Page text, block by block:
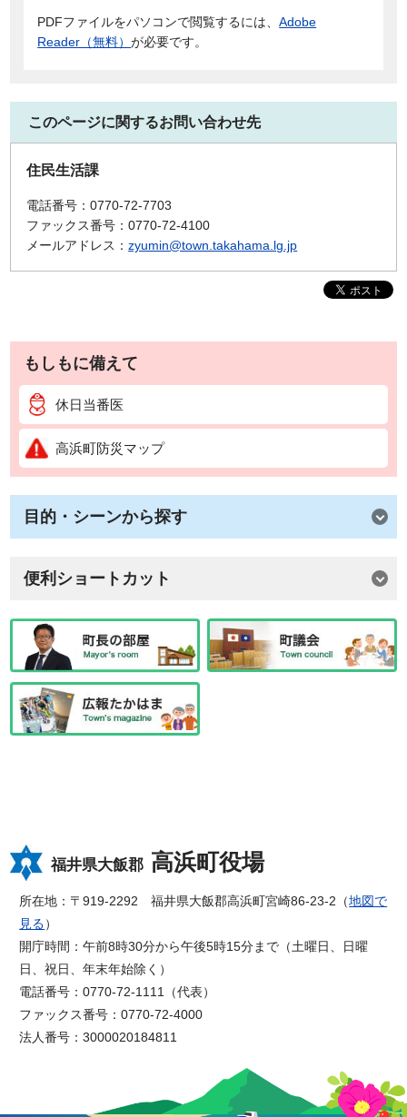
PDFファイルをパソコンで閲覧するには、Adobe
Reader（無料）が必要です。
このページに関するお問い合わせ先
住民生活課
電話番号：0770-72-7703
ファックス番号：0770-72-4100
メールアドレス：zyumin@town.takahama.lg.jp
もしもに備えて
休日当番医
高浜町防災マップ
目的・シーンから探す
便利ショートカット
福井県大飯郡 高浜町役場
所在地：〒919-2292 福井県大飯郡高浜町宮崎86-23-2（地図で
見る）
開庁時間：午前8時30分から午後5時15分まで（土曜日、日曜
日、祝日、年末年始除く）
電話番号：0770-72-1111（代表）
ファックス番号：0770-72-4000
法人番号：3000020184811